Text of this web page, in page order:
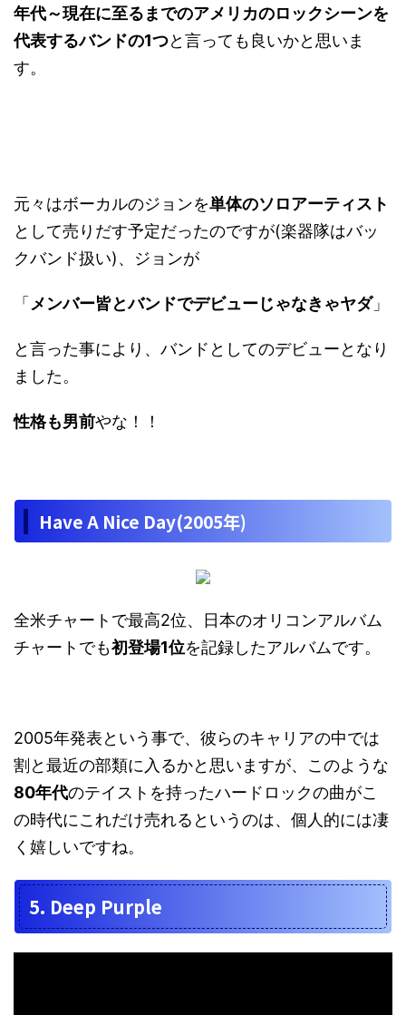
年代～現在に至るまでのアメリカのロックシーンを
代表するバンドの1つと言っても良いかと思いま
す。
元々はボーカルのジョンを単体のソロアーティスト
として売りだす予定だったのですが(楽器隊はバッ
クバンド扱い)、ジョンが
「 メンバー皆とバンドでデビューじゃなきゃヤダ」
と言った事により、バンドとしてのデビューとなり
ました。
性格も男前やな！！
Have A Nice Day(2005年)
全米チャートで最高2位、日本のオリコンアルバム
チャートでも初登場1位を記録したアルバムです。
2005年発表という事で、彼らのキャリアの中では
割と最近の部類に入るかと思いますが、このような
80年代のテイストを持ったハードロックの曲がこ
の時代にこれだけ売れるというのは、個人的には凄
く嬉しいですね。
5. Deep Purple